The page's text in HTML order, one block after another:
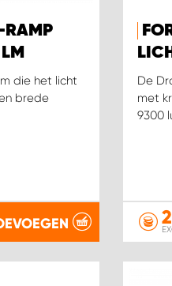
RAMP
die het licht
brede
De
met
9300